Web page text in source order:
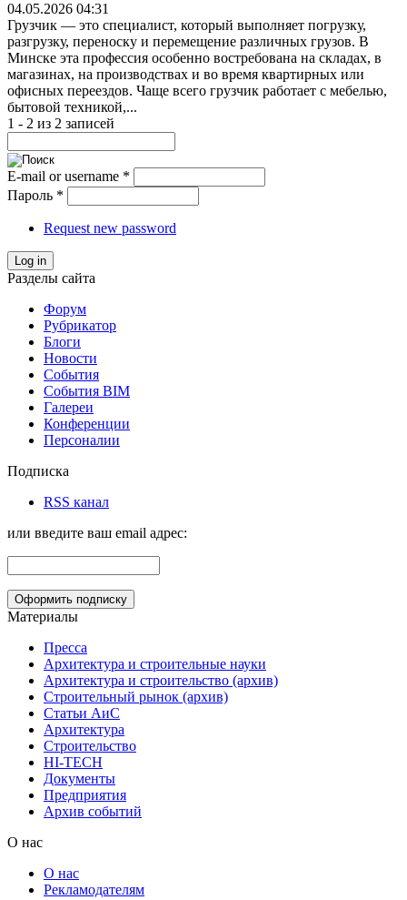
04.05.2026 04:31
Грузчик — это специалист, который выполняет погрузку,
разгрузку, переноску и перемещение различных грузов. В
Минске эта профессия особенно востребована на складах, в
магазинах, на производствах и во время квартирных или
офисных переездов. Чаще всего грузчик работает с мебелью,
бытовой техникой,...
1 - 2 из 2 записей
E-mail or username *
Пароль *
Request new password
Log in
Разделы сайта
Форум
Рубрикатор
Блоги
Новости
События
События BIM
Галереи
Конференции
Персоналии
Подписка
RSS канал
или введите ваш email адрес:
Материалы
Пресса
Архитектура и строительные науки
Архитектура и строительство (архив)
Строительный рынок (архив)
Статьи АиС
Архитектура
Строительство
HI-TECH
Документы
Предприятия
Архив событий
О нас
О нас
Рекламодателям